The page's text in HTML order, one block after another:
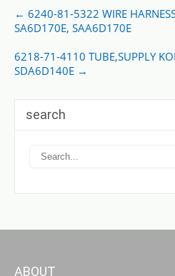
Post
navigation
← 6240-81-5322 WIRE
SA6D170E, SAA6D170E
6218-71-4110 TUBE,SUPPLY
SDA6D140E →
search
ABOUT